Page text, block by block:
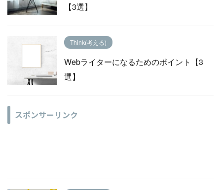
【3選】
Think(考える)
Webライターになるためのポイント【3
選】
スポンサーリンク